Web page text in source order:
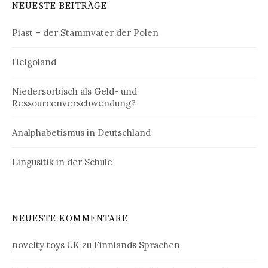
NEUESTE BEITRÄGE
Piast – der Stammvater der Polen
Helgoland
Niedersorbisch als Geld- und
Ressourcenverschwendung?
Analphabetismus in Deutschland
Lingusitik in der Schule
NEUESTE KOMMENTARE
novelty toys UK zu Finnlands Sprachen